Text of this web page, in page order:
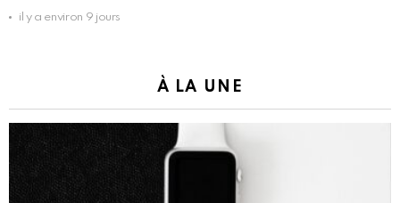
il y a environ 9 jours
À LA UNE